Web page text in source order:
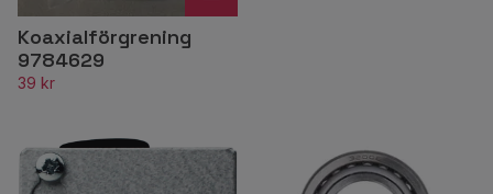
Koaxialförgrening
9784629
39 kr